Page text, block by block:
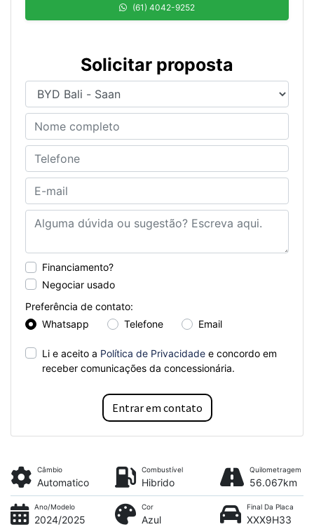
(61) 4042-9252
Solicitar proposta
Financiamento?
Negociar usado
Preferência de contato:
Whatsapp
Telefone Email
Li e aceito a Política de Privacidade e concordo em
receber comunicações da concessionária.
Entrar em contato
Câmbio
Automatico
Combustível
Hibrido
Quilometragem
56.067km
Ano/Modelo
2024/2025
Cor
Azul
Final Da Placa
XXX9H33